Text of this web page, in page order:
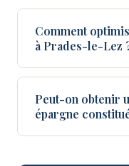
Comment
à Prades-le-Lez
Peut-on obtenir
épargne